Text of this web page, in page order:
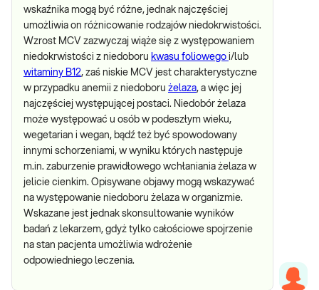
wskaźnika mogą być różne, jednak najczęściej
umożliwia on różnicowanie rodzajów niedokrwistości.
Wzrost MCV zazwyczaj wiąże się z występowaniem
niedokrwistości z niedoboru kwasu foliowego i/lub
witaminy B12, zaś niskie MCV jest charakterystyczne
w przypadku anemii z niedoboru żelaza, a więc jej
najczęściej występującej postaci. Niedobór żelaza
może występować u osób w podeszłym wieku,
wegetarian i wegan, bądź też być spowodowany
innymi schorzeniami, w wyniku których następuje
m.in. zaburzenie prawidłowego wchłaniania żelaza w
jelicie cienkim. Opisywane objawy mogą wskazywać
na występowanie niedoboru żelaza w organizmie.
Wskazane jest jednak skonsultowanie wyników
badań z lekarzem, gdyż tylko całościowe spojrzenie
na stan pacjenta umożliwia wdrożenie
odpowiedniego leczenia.